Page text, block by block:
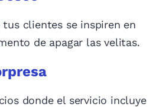
tus clientes se inspiren en
de apagar las velitas.
donde el servicio incluye